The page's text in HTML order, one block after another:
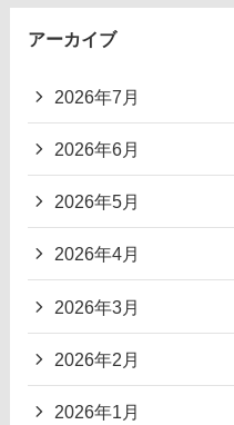
アーカイブ
2026年7月
2026年6月
2026年5月
2026年4月
2026年3月
2026年2月
2026年1月